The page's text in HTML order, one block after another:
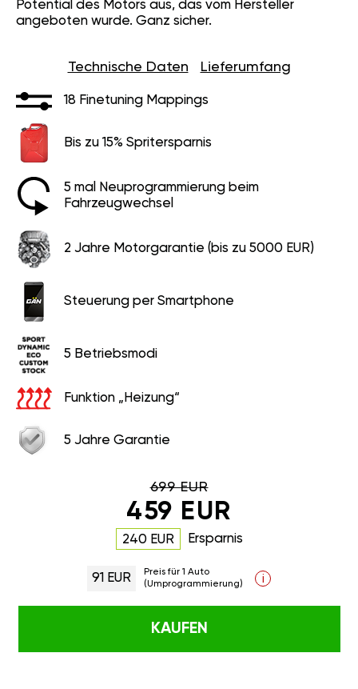
Potential des Motors aus, das vom Hersteller
angeboten wurde. Ganz sicher.
Technische Daten Lieferumfang
18 Finetuning Mappings
Bis zu 15% Spritersparnis
5 mal Neuprogrammierung beim
Fahrzeugwechsel
2 Jahre Motorgarantie (bis zu 5000 EUR)
Steuerung per Smartphone
5 Betriebsmodi
Funktion „Heizung“
5 Jahre Garantie
699 EUR
459 EUR
240 EUR Ersparnis
91 EUR
Preis für 1 Auto
(Umprogrammierung)
i
KAUFEN